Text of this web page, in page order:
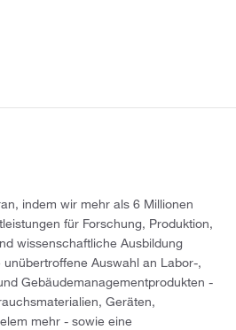
indem wir mehr als 6 Millionen
für Forschung, Produktion,
wissenschaftliche Ausbildung
Auswahl an Labor-,
Gebäudemanagementprodukten -
Geräten,
mehr - sowie eine